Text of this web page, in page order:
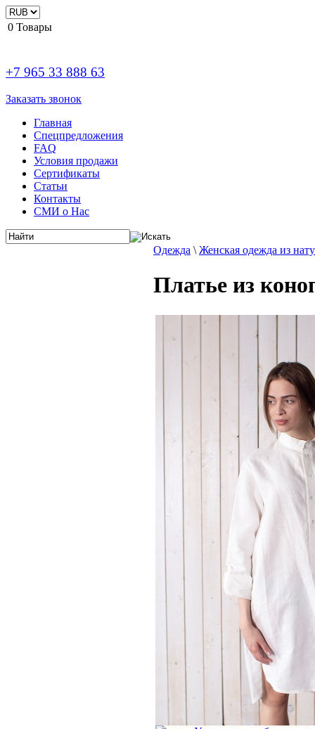
0 Товары
+7 965 33 888 63
Заказать звонок
Главная
Спецпредложения
FAQ
Условия продажи
Сертификаты
Статьи
Контакты
СМИ о Нас
Одежда \ Женская одежда из
Платье из